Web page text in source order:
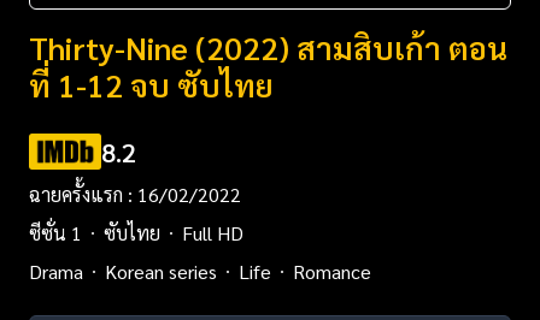
Thirty-Nine (2022) สามสิบเก้า ตอน
ที่ 1-12 จบ ซับไทย
8.2
ฉายครั้งแรก : 16/02/2022
ซีซั่น 1
ซับไทย
Full HD
Drama
Korean series Life Romance